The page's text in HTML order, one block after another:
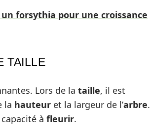
forsythia pour une croissance
TAILLE
Lors de la taille, il est
la hauteur et la largeur de l’arbre.
à fleurir.